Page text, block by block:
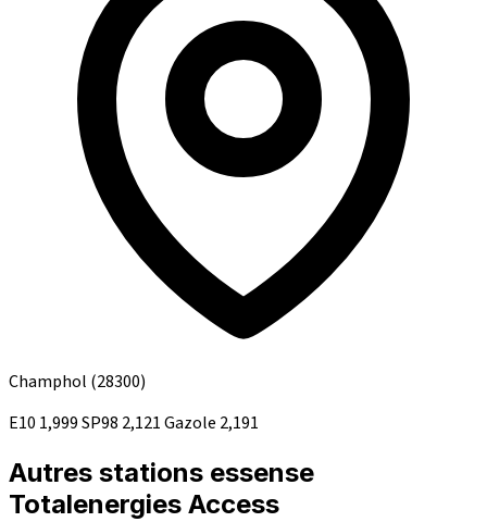
Champhol (28300)
E10 1,999SP98 2,121Gazole 2,191
Autres stations essense
Totalenergies Access